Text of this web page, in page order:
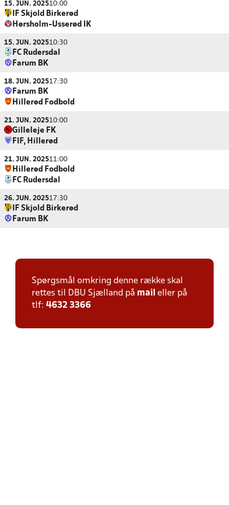
15. JUN. 202510:00
IF Skjold Birkerød
Hørsholm-Usserød IK
15. JUN. 202510:30
FC Rudersdal
Farum BK
18. JUN. 202517:30
Farum BK
Hillerød Fodbold
21. JUN. 202510:00
Gilleleje FK
FIF, Hillerød
21. JUN. 202511:00
Hillerød Fodbold
FC Rudersdal
26. JUN. 202517:30
IF Skjold Birkerød
Farum BK
Spørgsmål omkring denne række skal
rettes til DBU Sjælland på mail eller på
tlf: 4632 3366